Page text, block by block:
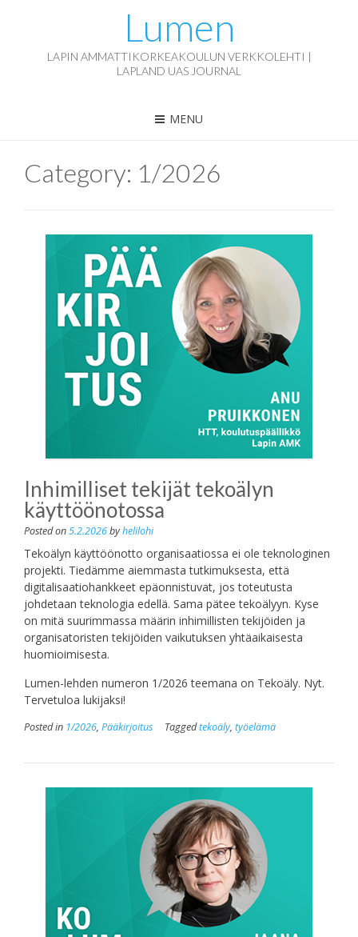
Lumen
LAPIN AMMATTIKORKEAKOULUN VERKKOLEHTI |
LAPLAND UAS JOURNAL
MENU
Category: 1/2026
Inhimilliset tekijät tekoälyn
käyttöönotossa
Posted on5.2.2026byhelilohi
Tekoälyn käyttöönotto organisaatiossa ei ole teknologinen
projekti. Tiedämme aiemmasta tutkimuksesta, että
digitalisaatiohankkeet epäonnistuvat, jos toteutusta
johdetaan teknologia edellä. Sama pätee tekoälyyn. Kyse
on mitä suurimmassa määrin inhimillisten tekijöiden ja
organisatoristen tekijöiden vaikutuksen yhtäaikaisesta
huomioimisesta.
Lumen-lehden numeron 1/2026 teemana on Tekoäly. Nyt.
Tervetuloa lukijaksi!
Posted in 1/2026, Pääkirjoitus Taggedtekoäly, työelämä